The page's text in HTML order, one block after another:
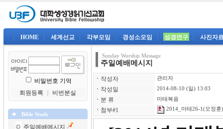
HOME 세계선교 각부모임 경성소모임 성경연구 사진자
비밀번호 기억
회원등록
비번분실
Bible Study
주일예배메시지
Sunday Worship Message
주일예배메시지
ㆍ 작성자 관리자
ㆍ 작성일 2014-08-10 (일) 13:03
ㆍ 분 류 마태복음
ㆍ 첨부#1 2014_마태26-1(오정훈